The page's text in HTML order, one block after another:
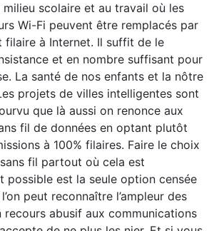
milieu scolaire et au travail où les
Wi-Fi peuvent être remplacés par
filaire à Internet. Il suffit de le
et en nombre suffisant pour
La santé de nos enfants et la nôtre
projets de villes intelligentes sont
que là aussi on renonce aux
fil de données en optant plutôt
à 100% filaires. Faire le choix
fil partout où cela est
possible est la seule option censée
peut reconnaître l’ampleur des
recours abusif aux communications